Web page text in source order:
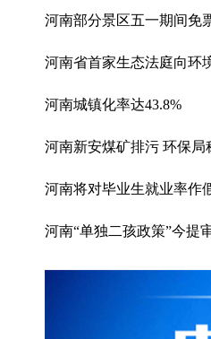
河南部分景区五一期间免
河南省首家生态法庭向环
河南城镇化率达43.8%
河南新安煤矿排污 环保
河南将对毕业生就业率作
河南“单独二孩政策”今提